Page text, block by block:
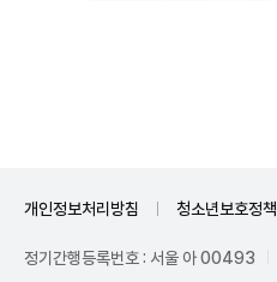
개인정보처리방침 청소년보호정책
정기간행등록번호 : 서울 아 00493